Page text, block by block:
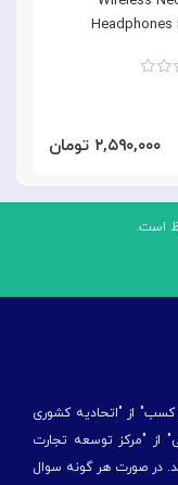
Headphones
۲,۵۹۰,۰۰۰ تومان
است.
کسب" از "اتحادیه کشوری
از "مركز توسعه تجارت
در صورت هر گونه سوال